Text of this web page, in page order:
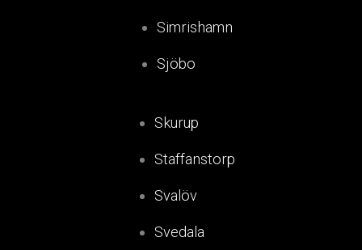
Simrishamn
Sjöbo
Skurup
Staffanstorp
Svalöv
Svedala